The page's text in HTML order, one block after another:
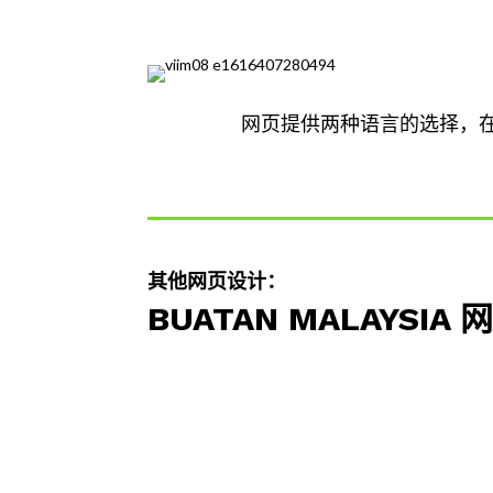
网页提供两种语言的选择，
其他网页设计：
BUATAN MALAYSIA